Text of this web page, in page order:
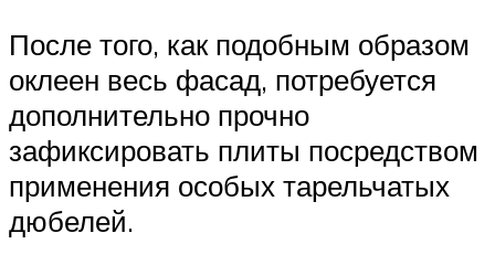
После того, как подобным образом
оклеен весь фасад, потребуется
дополнительно прочно
зафиксировать плиты посредством
применения особых тарельчатых
дюбелей.